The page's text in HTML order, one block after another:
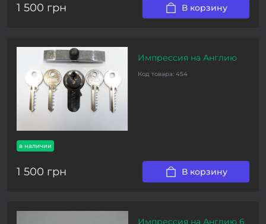
1 500 грн В корзину
в наличии
Импрессия на Англию
Код товара: 454
1 500 грн В корзину
Импрессия на Англию 6